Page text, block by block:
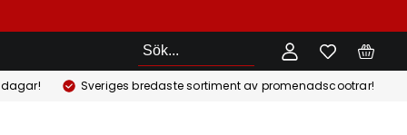
Sök
dagar! Sveriges bredaste sortiment av promenadscootrar!